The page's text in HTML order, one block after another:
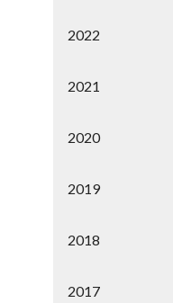
2022
2021
2020
2019
2018
2017